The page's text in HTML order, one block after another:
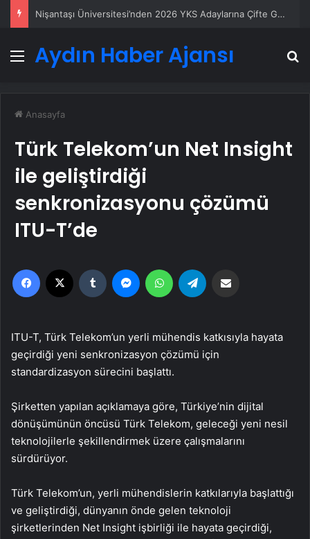
Nişantaşı Üniversitesi’nden 2026 YKS Adaylarına Çifte Güvence: Sabit Ücret ve Kesintisiz Burs
Menü
Aydın Haber Ajansı
Anasayfa
Türk Telekom’un Net Insight
ile geliştirdiği
senkronizasyonu çözümü
ITU-T’de
Facebook Tumblr MessengerWhatsApp
ITU-T, Türk Telekom’un yerli mühendis katkısıyla hayata
geçirdiği yeni senkronizasyon çözümü için
standardizasyon sürecini başlattı.
Şirketten yapılan açıklamaya göre, Türkiye’nin dijital
dönüşümünün öncüsü Türk Telekom, geleceği yeni nesil
teknolojilerle şekillendirmek üzere çalışmalarını
sürdürüyor.
Türk Telekom’un, yerli mühendislerin katkılarıyla başlattığı
ve geliştirdiği, dünyanın önde gelen teknoloji
şirketlerinden Net Insight işbirliği ile hayata geçirdiği,